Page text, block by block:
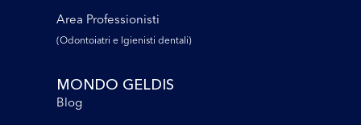
Area Professionisti
(Odontoiatri e lgienisti dentali)
MONDO GELDIS
Blog